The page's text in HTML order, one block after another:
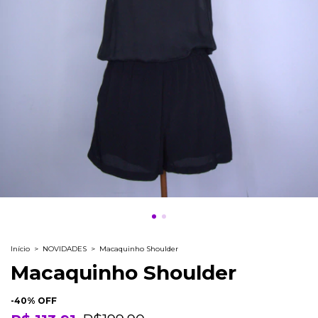
Início > NOVIDADES > Macaquinho Shoulder
Macaquinho Shoulder
-40% OFF